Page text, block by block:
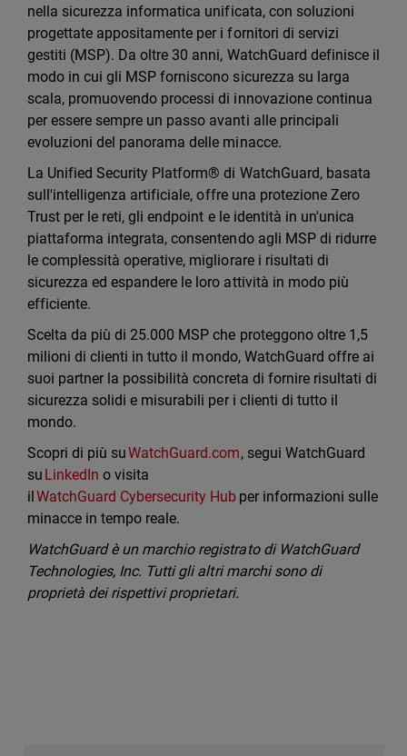
nella sicurezza informatica unificata, con soluzioni
progettate appositamente per i fornitori di servizi
gestiti (MSP). Da oltre 30 anni, WatchGuard definisce il
modo in cui gli MSP forniscono sicurezza su larga
scala, promuovendo processi di innovazione continua
per essere sempre un passo avanti alle principali
evoluzioni del panorama delle minacce.
La Unified Security Platform® di WatchGuard, basata
sull'intelligenza artificiale, offre una protezione Zero
Trust per le reti, gli endpoint e le identità in un'unica
piattaforma integrata, consentendo agli MSP di ridurre
le complessità operative, migliorare i risultati di
sicurezza ed espandere le loro attività in modo più
efficiente.
Scelta da più di 25.000 MSP che proteggono oltre 1,5
milioni di clienti in tutto il mondo, WatchGuard offre ai
suoi partner la possibilità concreta di fornire risultati di
sicurezza solidi e misurabili per i clienti di tutto il
mondo.
Scopri di più suWatchGuard.com, segui WatchGuard
su LinkedIn o visita
ilWatchGuard Cybersecurity Hub per informazioni sulle
minacce in tempo reale.
WatchGuard è un marchio registrato di WatchGuard
Technologies, Inc. Tutti gli altri marchi sono di
proprietà dei rispettivi proprietari.